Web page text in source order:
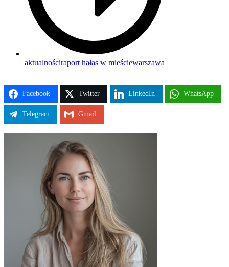
aktualnościraport hałas w mieściewarszawa
Facebook Twitter LinkedIn WhatsApp
Telegram Gmail